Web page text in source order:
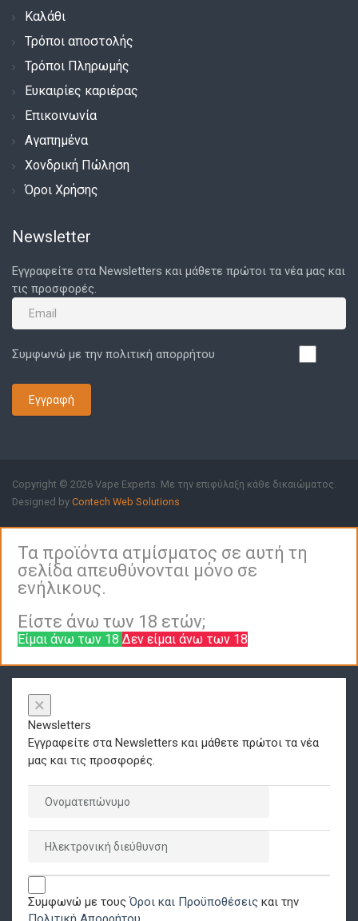
Καλάθι
Τρόποι αποστολής
Τρόποι Πληρωμής
Ευκαιρίες καριέρας
Επικοινωνία
Αγαπημένα
Χονδρική Πώληση
Όροι Χρήσης
Newsletter
Εγγραφείτε στα Newsletters και μάθετε πρώτοι τα νέα μας και
τις προσφορές.
Συμφωνώ με την πολιτική απορρήτου
Εγγραφή
Copyright © 2026 Vape Experts. Με την επιφύλαξη κάθε δικαιώματος.
Designed by Contech Web Solutions
Τα προϊόντα ατμίσματος σε αυτή τη
σελίδα απευθύνονται μόνο σε
ενήλικους.
Είστε άνω των 18 ετών;
Είμαι άνω των 18 Δεν είμαι άνω των 18
×
Newsletters
Εγγραφείτε στα Newsletters και μάθετε πρώτοι τα νέα
μας και τις προσφορές.
Συμφωνώ με τουςΌροι και Προϋποθέσεις και την